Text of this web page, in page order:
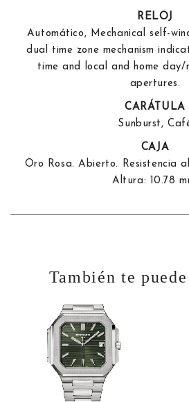
RELOJ
Automático, Mechanical self-
dual time zone mechanism
time and local and home day/
apertures.
CARÁTULA
Sunburst,
CAJA
Oro Rosa. Abierto. Resistencia
Altura: 10.78
También te